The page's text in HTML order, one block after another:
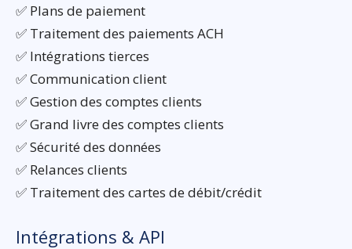
✅ Plans de paiement
✅ Traitement des paiements ACH
✅ Intégrations tierces
✅ Communication client
✅ Gestion des comptes clients
✅ Grand livre des comptes clients
✅ Sécurité des données
✅ Relances clients
✅ Traitement des cartes de débit/crédit
Intégrations & API